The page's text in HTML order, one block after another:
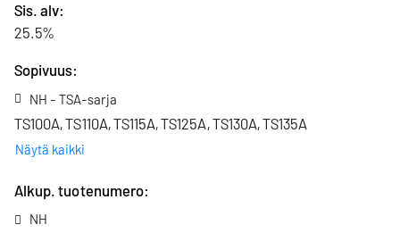
Sis. alv:
25.5%
Sopivuus:
NH - TSA-sarja
TS100A, TS110A, TS115A, TS125A, TS130A, TS135A
Näytä kaikki
Alkup. tuote­numero:
NH